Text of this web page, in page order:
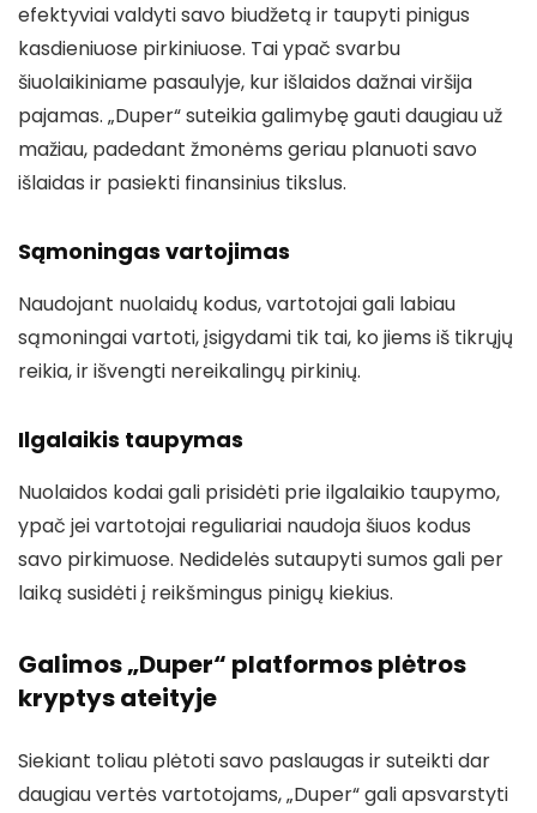
efektyviai valdyti savo biudžetą ir taupyti pinigus
kasdieniuose pirkiniuose. Tai ypač svarbu
šiuolaikiniame pasaulyje, kur išlaidos dažnai viršija
pajamas. „Duper“ suteikia galimybę gauti daugiau už
mažiau, padedant žmonėms geriau planuoti savo
išlaidas ir pasiekti finansinius tikslus.
Sąmoningas vartojimas
Naudojant nuolaidų kodus, vartotojai gali labiau
sąmoningai vartoti, įsigydami tik tai, ko jiems iš tikrųjų
reikia, ir išvengti nereikalingų pirkinių.
Ilgalaikis taupymas
Nuolaidos kodai gali prisidėti prie ilgalaikio taupymo,
ypač jei vartotojai reguliariai naudoja šiuos kodus
savo pirkimuose. Nedidelės sutaupyti sumos gali per
laiką susidėti į reikšmingus pinigų kiekius.
Galimos „Duper“ platformos plėtros
kryptys ateityje
Siekiant toliau plėtoti savo paslaugas ir suteikti dar
daugiau vertės vartotojams, „Duper“ gali apsvarstyti